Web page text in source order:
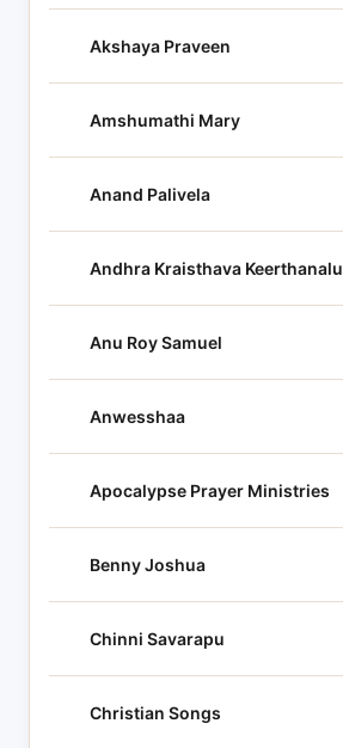
y
Akshaya Praveen
Amshumathi Mary
Anand Palivela
Andhra Kraisthava Keerthanalu
Anu Roy Samuel
Anwesshaa
Apocalypse Prayer Ministries
Benny Joshua
Chinni Savarapu
Christian Songs